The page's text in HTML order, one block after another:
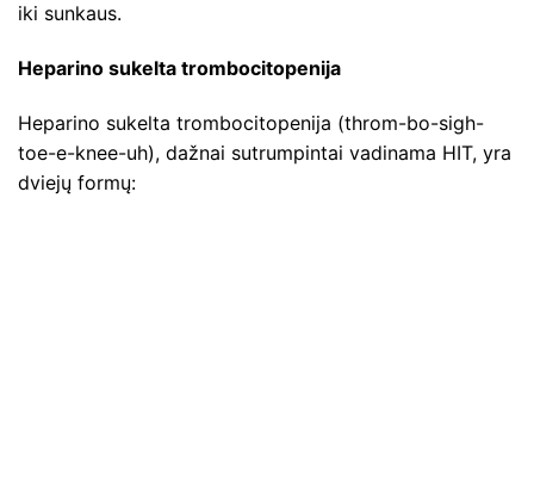
iki sunkaus.
Heparino sukelta trombocitopenija
Heparino sukelta trombocitopenija (throm-bo-sigh-
toe-e-knee-uh), dažnai sutrumpintai vadinama HIT, yra
dviejų formų: